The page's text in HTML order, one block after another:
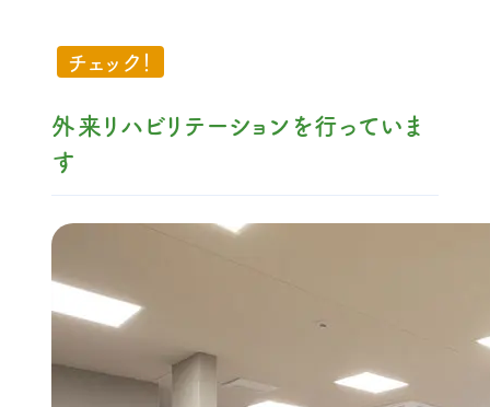
チェック！
外来リハビリテーションを行っていま
す